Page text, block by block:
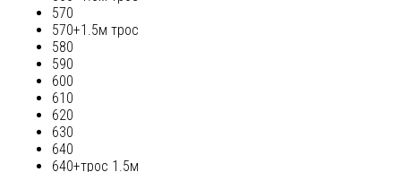
570
570+1.5м трос
580
590
600
610
620
630
640
640+трос 1.5м